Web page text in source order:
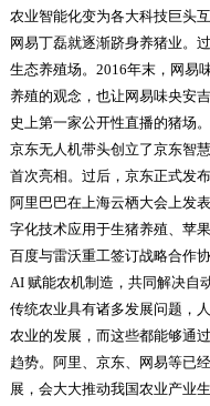
农业智能化变为各大科技巨头
网易丁磊就逐渐跻身养猪业。
生态养殖场。2016年末，网易
养殖的观念，也让网易味央安
史上第一家公开性直播的猪场。
京东无人机带头创立了京东智
首次亮相。过后，京东正式发
阿里巴巴在上海云栖大会上发
字化技术应用于生猪养殖、苹
百度与雷沃重工签订战略合作
AI 赋能农机制造，共同解决自
传统农业具有诸多发展问题，
农业的发展，而这些都能够通
趋势。阿里、京东、网易等已
展，会大大推动我国农业产业